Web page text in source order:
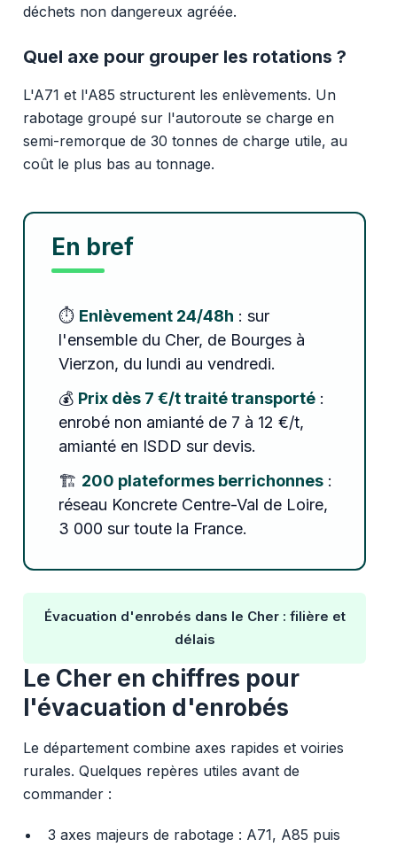
déchets non dangereux agréée.
Quel axe pour grouper les rotations ?
L'A71 et l'A85 structurent les enlèvements. Un
rabotage groupé sur l'autoroute se charge en
semi-remorque de 30 tonnes de charge utile, au
coût le plus bas au tonnage.
En bref
⏱️ Enlèvement 24/48h : sur
l'ensemble du Cher, de Bourges à
Vierzon, du lundi au vendredi.
💰 Prix dès 7 €/t traité transporté:
enrobé non amianté de 7 à 12 €/t,
amianté en ISDD sur devis.
🏗️ 200 plateformes berrichonnes:
réseau Koncrete Centre-Val de Loire,
3 000 sur toute la France.
Évacuation d'enrobés dans le Cher : filière et
délais
Le Cher en chiffres pour
l'évacuation d'enrobés
Le département combine axes rapides et voiries
rurales. Quelques repères utiles avant de
commander :
3 axes majeurs de rabotage : A71, A85 puis